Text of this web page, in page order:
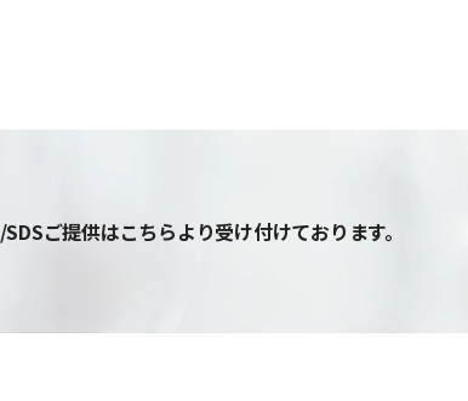
/SDSご提供はこちらより受け付けております。